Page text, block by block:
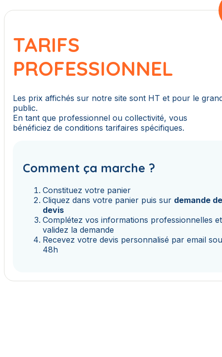
TARIFS
PROFESSIONNEL
Les prix affichés sur notre site sont HT et pour le
public.
En tant que professionnel ou collectivité, vous
bénéficiez de conditions tarifaires spécifiques.
Comment ça marche ?
Constituez votre panier
Cliquez dans votre panier puis sur demande
devis
Complétez vos informations professionnelles et
validez la demande
Recevez votre devis personnalisé par email
48h